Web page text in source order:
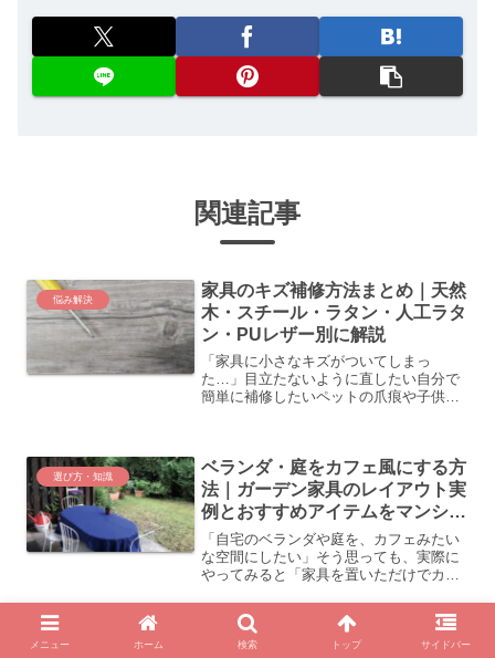
関連記事
悩み解決
家具のキズ補修方法まとめ｜天然
木・スチール・ラタン・人工ラタ
ン・PUレザー別に解説
「家具に小さなキズがついてしまっ
た…」目立たないように直したい自分で
簡単に補修したいペットの爪痕や子供の
対処することで、目立たなくでき...
選び方・知識
ベランダ・庭をカフェ風にする方
法｜ガーデン家具のレイアウト実
例とおすすめアイテムをマンショ
ンから一軒家まで解説
「自宅のベランダや庭を、カフェみたい
な空間にしたい」そう思っても、実際に
やってみると「家具を置いただけでカフ
ます。実はカフェ風の空間は、家具選
び・カラー統一・小物の使い...
家具のお手入れ・メンテナンス方
メニュー ホーム 検索 トップ サイドバー